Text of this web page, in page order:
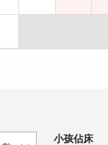
小孩佔床